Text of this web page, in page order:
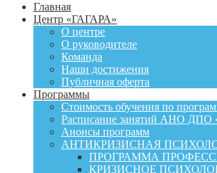
Главная
Центр «ГАГАРА»
О центре
О руководителе
Команда
Наши достижения
Публичная оферта
Программы
Стоимость обучения по
Расписание занятий АНО ДПО
Анонсы программ
АНТИКРИЗИСНАЯ
ПРОГРАММА
КРИЗИСНОЕ